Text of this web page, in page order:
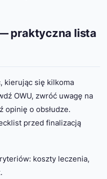
praktyczna lista
kierując się kilkoma
OWU, zwróć uwagę na
opinię o obsłudze.
przed finalizacją
koszty leczenia,